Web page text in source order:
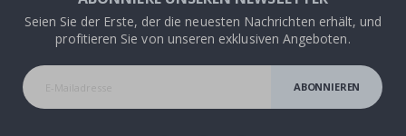
Seien Sie der Erste, der die neuesten Nachrichten erhält, und
profitieren Sie von unseren exklusiven Angeboten.
ABONNIEREN